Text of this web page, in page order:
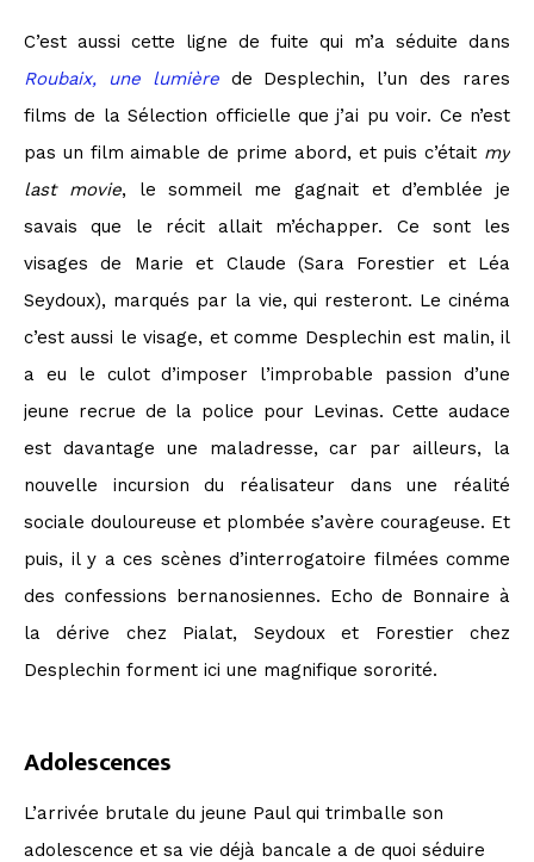
C’est aussi cette ligne de fuite qui m’a séduite dans
Roubaix, une lumière de Desplechin, l’un des rares
films de la Sélection officielle que j’ai pu voir. Ce n’est
pas un film aimable de prime abord, et puis c’était my
last movie, le sommeil me gagnait et d’emblée je
savais que le récit allait m’échapper. Ce sont les
visages de Marie et Claude (Sara Forestier et Léa
Seydoux), marqués par la vie, qui resteront. Le cinéma
c’est aussi le visage, et comme Desplechin est malin, il
a eu le culot d’imposer l’improbable passion d’une
jeune recrue de la police pour Levinas. Cette audace
est davantage une maladresse, car par ailleurs, la
nouvelle incursion du réalisateur dans une réalité
sociale douloureuse et plombée s’avère courageuse. Et
puis, il y a ces scènes d’interrogatoire filmées comme
des confessions bernanosiennes. Echo de Bonnaire à
la dérive chez Pialat, Seydoux et Forestier chez
Desplechin forment ici une magnifique sororité.
Adolescences
L’arrivée brutale du jeune Paul qui trimballe son
adolescence et sa vie déjà bancale a de quoi séduire